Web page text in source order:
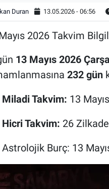
Duran 13.05.2026 - 06:56
2026 Takvim
13 Mayıs 2026
232 gün
Miladi Takvim: 13
Hicri Takvim: 26
Astrolojik Burç: 13